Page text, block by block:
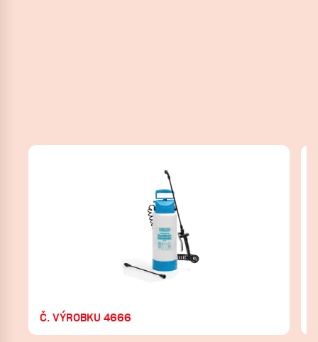
Č. VÝROBKU 4666